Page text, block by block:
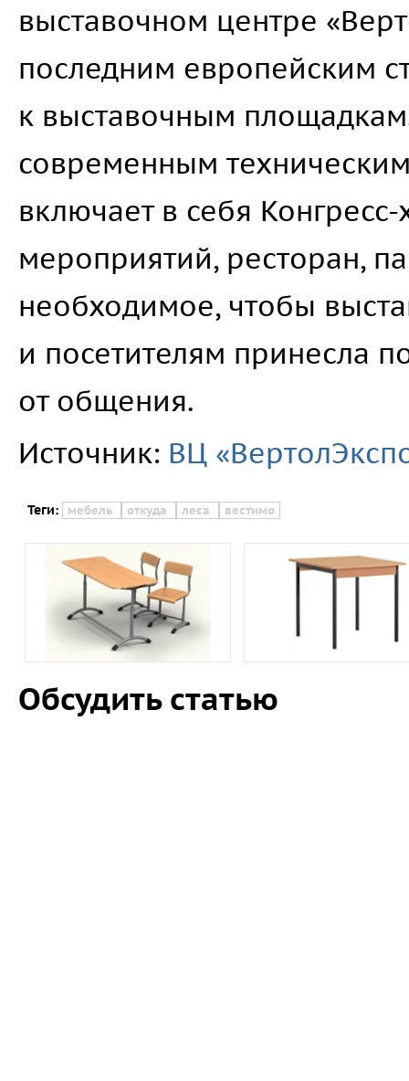
выставочном центре
последним европейским
к выставочным
современным
включает в себя
мероприятий, ресторан,
необходимое, чтобы
и посетителям принесла
от общения.
Источник: ВЦ
Теги: мебель откуда леса вестимо
Обсудить статью